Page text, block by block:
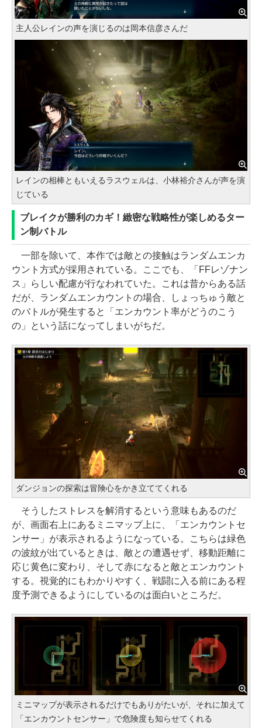
主人公レインの声を演じるのは岡本信彦さんだ
レインの相棒ともいえるラスウェルは、小林裕介さんが声を演
じている
ブレイクが勝利のカギ！緻密な戦略性が楽しめるター
ン制バトル
一部を除いて、本作では敵との接触はランダムエンカ
ウント方式が採用されている。ここでも、「FFレゾナン
ス」らしい配慮が行なわれていた。これは昔からある話
だが、ランダムエンカウントの場合、しょっちゅう敵と
のバトルが発生すると「エンカウント率がどうのこう
の」という話になってしまいがちだ。
ダンジョンの探索は冒険心をかき立ててくれる
そうしたストレスを解消するという意味もあるのだ
が、画面右上にあるミニマップ上に、「エンカウントセ
ンサー」が表示されるようになっている。こちらは緑色
の波紋が出ているときは、敵との遭遇せず、移動距離に
応じ黄色に変わり、そして赤になると敵とエンカウント
する。視覚的にもわかりやすく、戦闘に入る前にある程
度予測できるようにしているのは面白いところだ。
ミニマップが表示されるだけでもありがたいが、それに加えて
「エンカウントセンサー」で危険度も知らせてくれる